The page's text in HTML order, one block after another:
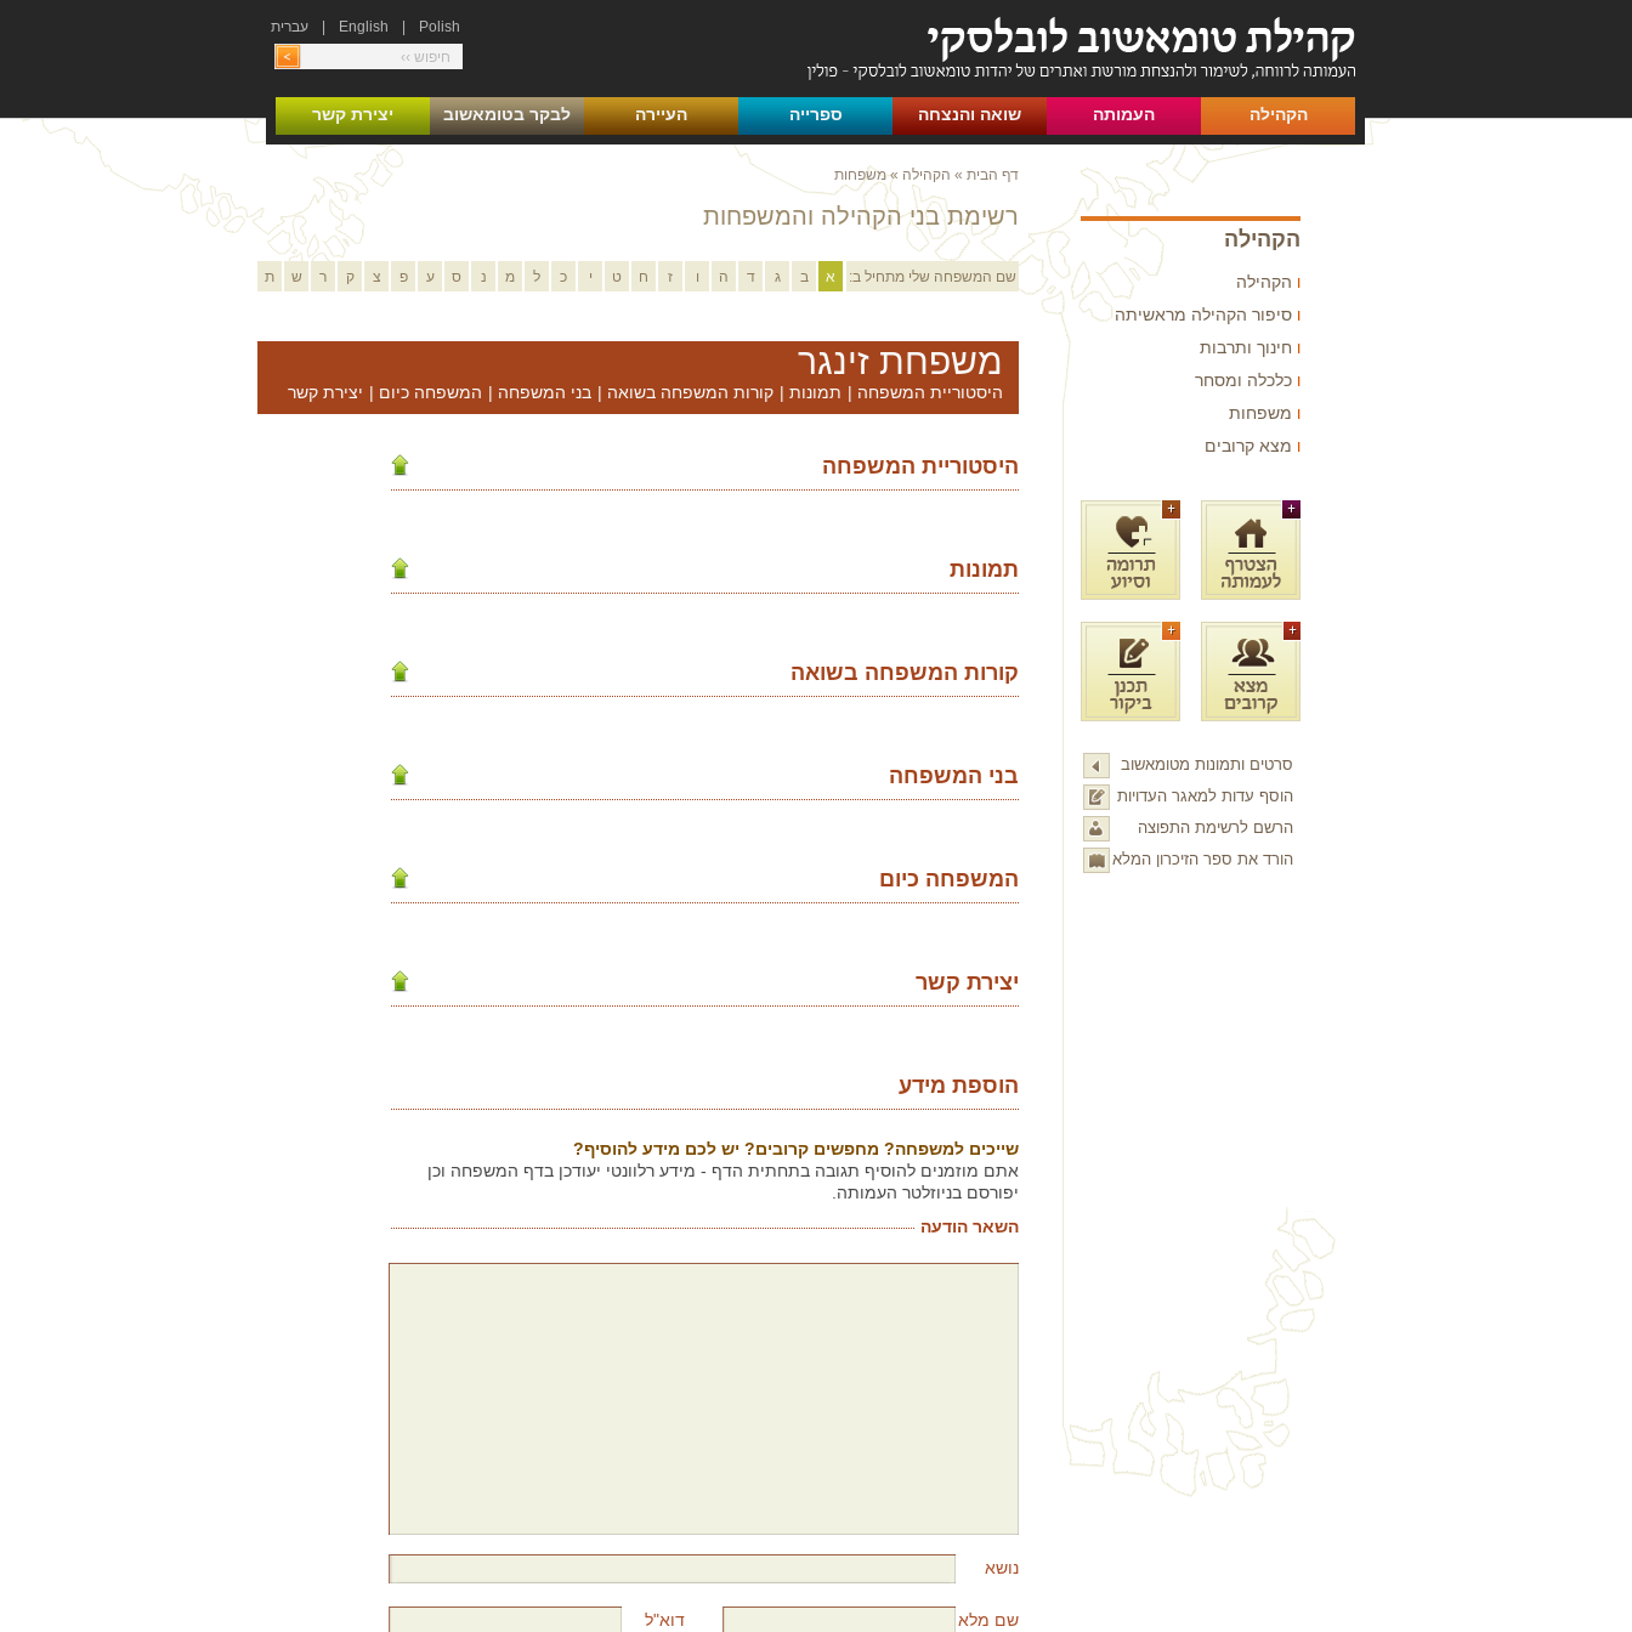
Polish
English עברית
הקהילה העמותה שואה והנצחה ספרייה העיירה לבקר בטומאשוב יצירת קשר
הקהילה
הקהילה
סיפור הקהילה מראשיתה
חינוך ותרבות
כלכלה ומסחר
משפחות
מצא קרובים
סרטים ותמונות מטומאשוב
הוסף עדות למאגר העדויות
הרשם לרשימת התפוצה
הורד את ספר הזיכרון המלא
דף הבית » הקהילה »משפחות
רשימת בני הקהילה והמשפחות
שם המשפחה שלי מתחיל ב: א ב ג ד ה ו ז ח ט י כ ל מ נ ס ע פ צ ק ר ש ת
משפחת זינגר
היסטוריית המשפחה | תמונות | קורות המשפחה בשואה | בני המשפחה | המשפחה כיום | יצירת קשר
היסטוריית המשפחה
תמונות
קורות המשפחה בשואה
בני המשפחה
המשפחה כיום
יצירת קשר
הוספת מידע
שייכים למשפחה? מחפשים קרובים? יש לכם מידע להוסיף?
אתם מוזמנים להוסיף תגובה בתחתית הדף - מידע רלוונטי יעודכן בדף המשפחה וכן
יפורסם בניוזלטר העמותה.
השאר הודעה
שם מלא דוא"ל
נושא